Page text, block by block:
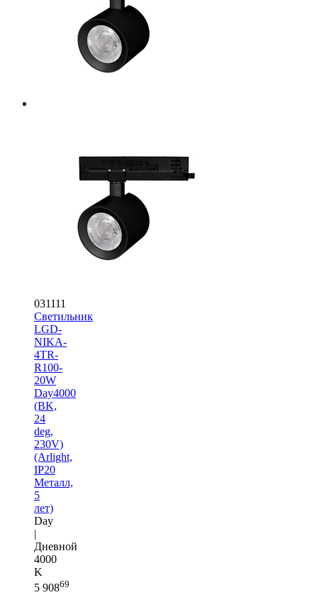
031111
Светильник
LGD-
NIKA-
4TR-
R100-
20W
Day4000
(BK,
24
deg,
230V)
(Arlight,
IP20
Металл,
5
лет)
Day
|
Дневной
4000
K
5 90869